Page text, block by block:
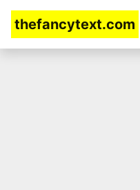
thefancytext.com